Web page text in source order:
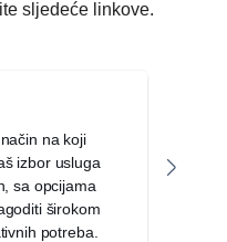
sljedeće linkove.
na koji
izbor usluga
sa opcijama
širokom
potreba.